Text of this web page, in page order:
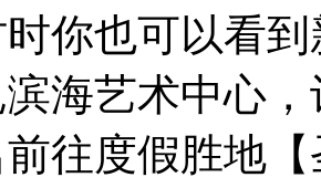
你也可以看
海艺术中心
往度假胜地